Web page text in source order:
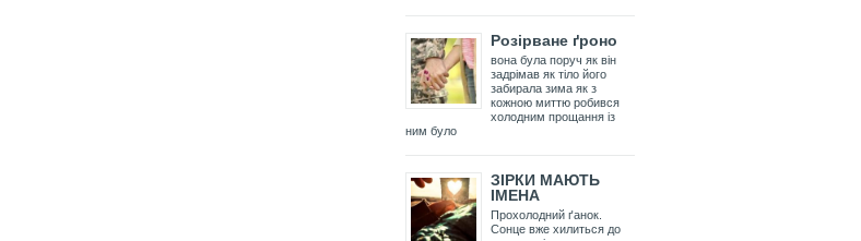
Розірване ґроно
вона була поруч як він
задрімав як тіло його
забирала зима як з
кожною миттю робився
холодним прощання із
ним було
ЗІРКИ МАЮТЬ
ІМЕНА
Прохолодний ґанок.
Сонце вже хилиться до